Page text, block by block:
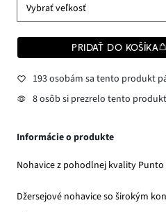
Vybrať veľkosť
PRIDAŤ DO KOŠÍKA
193 osobám sa tento produkt
8 osôb si prezrelo tento
Informácie o produkte
Nohavice z pohodlnej kvality Punto
Džersejové nohavice so širokým